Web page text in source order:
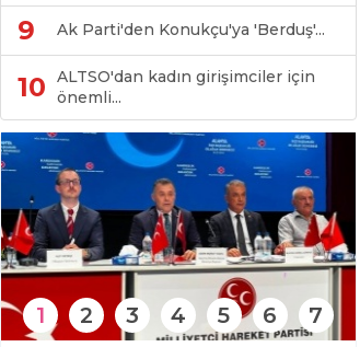
9 Ak Parti'den Konukçu'ya 'Berduş'...
10
ALTSO'dan kadın girişimciler için
önemli...
1 2 3 4 5 6 7